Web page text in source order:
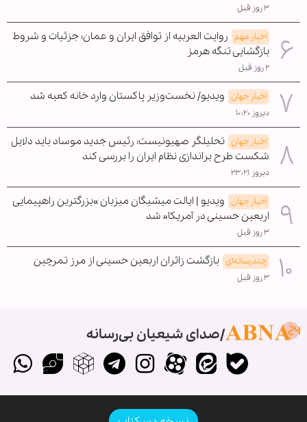
۳ روز قبل
اخبار مهم روایت العربیه از توافق ایران و عمان؛ جزئیات و شروط
بازگشایی تنگه هرمز
۲ روز قبل
اخبار جهان ویدیو/ نخست‌وزیر پاکستان وارد خانه کعبه شد
دیروز ۱۰:۲۰
اخبار جهان تحلیلگر صهیونیست: رئیس جدید موساد باید دلایل
شکست طرح براندازی نظام ایران را بررسی کند
دیروز ۲۳:۲۱
اخبار جهان ویدیو | ایالت میشیگان میزبان »بزرگترین راهپیمایی
اربعین حسینی در آمریکا« شد
۳ روز قبل
چندرسانه‌ای بازگشت زائران اربعین حسینی از مرز تمرچین
۳ روز قبل
صدای شیعیان بی‌رسانه